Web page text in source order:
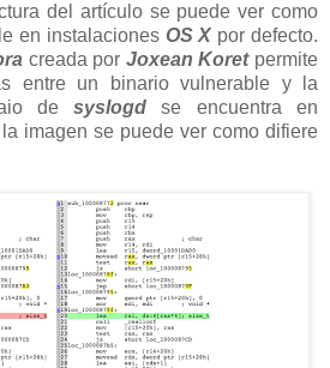
del artículo se puede ver como
en instalaciones OS X por defecto.
creada por Joxean Koretpermite
entre un binario vulnerable y la
desyslogd
se encuentra en
imagen se puede ver como difiere